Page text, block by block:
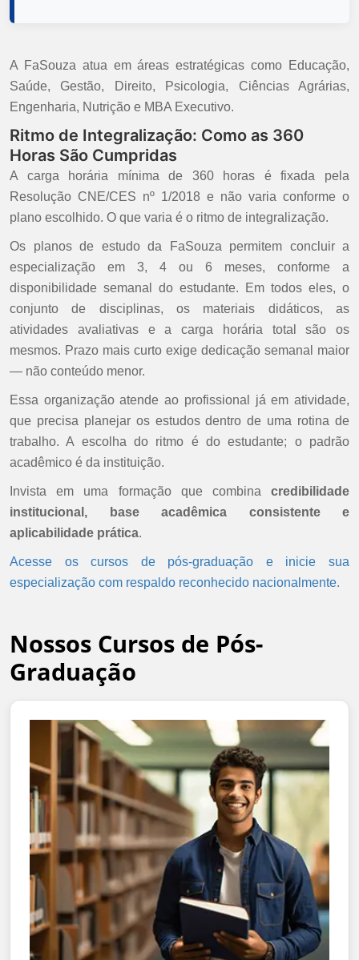
A FaSouza atua em áreas estratégicas como Educação,
Saúde, Gestão, Direito, Psicologia, Ciências Agrárias,
Engenharia, Nutrição e MBA Executivo.
Ritmo de Integralização: Como as 360
Horas São Cumpridas
A carga horária mínima de 360 horas é fixada pela
Resolução CNE/CES nº 1/2018 e não varia conforme o
plano escolhido. O que varia é o ritmo de integralização.
Os planos de estudo da FaSouza permitem concluir a
especialização em 3, 4 ou 6 meses, conforme a
disponibilidade semanal do estudante. Em todos eles, o
conjunto de disciplinas, os materiais didáticos, as
atividades avaliativas e a carga horária total são os
mesmos. Prazo mais curto exige dedicação semanal maior
— não conteúdo menor.
Essa organização atende ao profissional já em atividade,
que precisa planejar os estudos dentro de uma rotina de
trabalho. A escolha do ritmo é do estudante; o padrão
acadêmico é da instituição.
Invista em uma formação que combina credibilidade
institucional, base acadêmica consistente e
aplicabilidade prática.
Acesse os cursos de pós-graduação e inicie sua
especialização com respaldo reconhecido nacionalmente.
Nossos Cursos de Pós-
Graduação